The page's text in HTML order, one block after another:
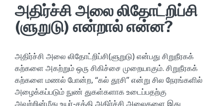
அதிர்ச்சி அலை லிதோட்றிப்சி
(ளுறுடு) என்றால் என்ன?
அதிர்ச்சி அலை லிதோட்றிப்சி(ளுறுடு) என்பது சிறுநீரகக்
கற்களை அகற்றும் ஒரு சிகிச்சை முறையாகும். சிறுநீரகக்
கற்களை மணல் போன்ற, “கல் தூசி” என்று சில நேரங்களில்
அழைக்கப்படும் நுண் துகள்களாக உடைப்பதற்கு
அவற்றின்மீது உயர்-சக்தி அதிர்ச்சி அலைகளை இது